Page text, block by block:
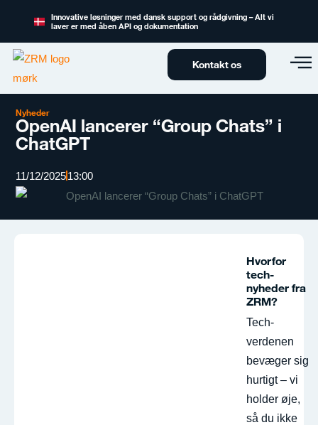
Innovative løsninger med dansk support og rådgivning – Alt vi
laver er med åben API og dokumentation
Kontakt os
Nyheder
OpenAI lancerer “Group Chats” i
ChatGPT
11/12/202513:00
Hvorfor
tech-
nyheder fra
ZRM?
Tech-
verdenen
bevæger sig
hurtigt – vi
holder øje,
så du ikke